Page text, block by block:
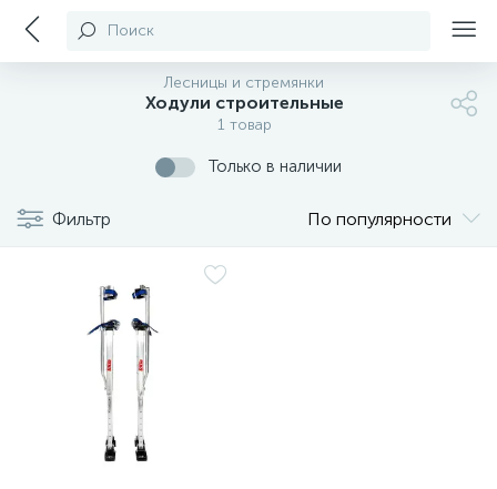
Поиск
Лесницы и стремянки
Ходули строительные
1 товар
Только в наличии
Фильтр По популярности